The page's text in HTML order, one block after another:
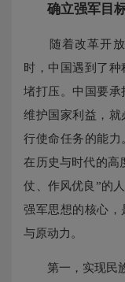
确立强军目
随着改革开放
时，中国遇到了
堵打压。中国要
维护国家利益，
行使命任务的能
在历史与时代的高
仗、作风优良”的
强军思想的核心
与原动力。
第一，实现民族